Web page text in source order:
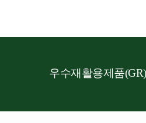
우수재활용제품